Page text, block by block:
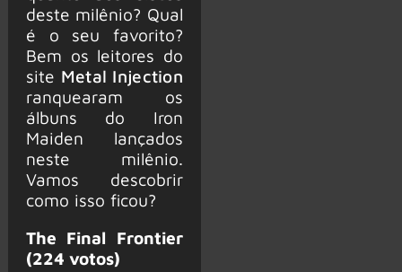
deste milênio? Qual
é o seu favorito?
Bem os leitores do
site Metal Injection
ranquearam os
álbuns do Iron
Maiden lançados
neste milênio.
Vamos descobrir
como isso ficou?
The Final Frontier
(224 votos)